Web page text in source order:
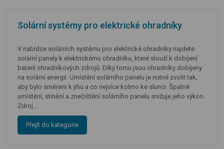
Solární systémy pro elektrické ohradníky
V nabídce solárních systému pro elektrické ohradníky najdete
solární panely k elektrickému ohradníku, které slouží k dobíjení
baterií ohradníkových zdrojů. Díky tomu jsou ohradníky dobíjeny
na solární energii. Umístění solárního panelu je nutné zvolit tak,
aby bylo směrem k jihu a co nejvíce kolmo ke slunci. Špatné
umístění, stínění a znečištění solárního panelu snižuje jeho výkon.
Zdroj…
Přejít do kategorie